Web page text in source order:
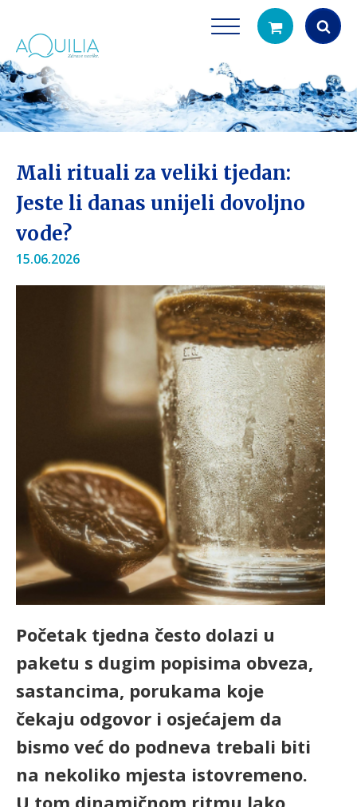
search
Mali rituali za veliki tjedan:
Jeste li danas unijeli dovoljno
vode?
15.06.2026
Početak tjedna često dolazi u
paketu s dugim popisima obveza,
sastancima, porukama koje
čekaju odgovor i osjećajem da
bismo već do podneva trebali biti
na nekoliko mjesta istovremeno.
U tom dinamičnom ritmu lako
Tuš glave
čistu vodu za